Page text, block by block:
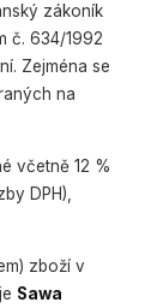
zákoník
č. 634/1992
Zejména se
na
včetně 12 %
DPH),
zboží v
Sawa